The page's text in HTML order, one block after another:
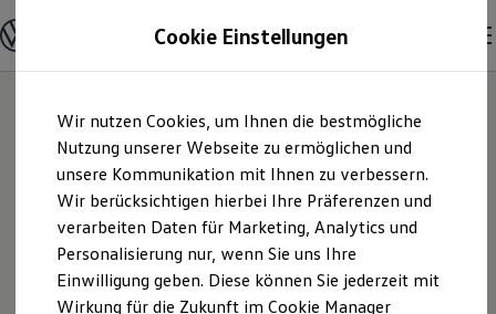
Hauptinhalt
springen
Footer
springen
Modelle und Konfigurator
Konfigurator
Modelle vergleichen
Elektroautos
ENERGY Sondermodelle
Nutzfahrzeuge
SUV und CUV
Familienautos
Kombis
Kompaktwagen
Sportwagen
Schnell verfügbare Fahrzeuge
Angebote und Produkte
Löhr & Becker
Automobile GmbH |
Impressum &
Cookie Einstellungen
Wir nutzen Cookies, um Ihnen die bestmögliche
Nutzung unserer Webseite zu ermöglichen und
unsere Kommunikation mit Ihnen zu verbessern.
Wir berücksichtigen hierbei Ihre Präferenzen und
verarbeiten Daten für Marketing, Analytics und
Personalisierung nur, wenn Sie uns Ihre
Einwilligung geben. Diese können Sie jederzeit mit
Wirkung für die Zukunft im Cookie Manager